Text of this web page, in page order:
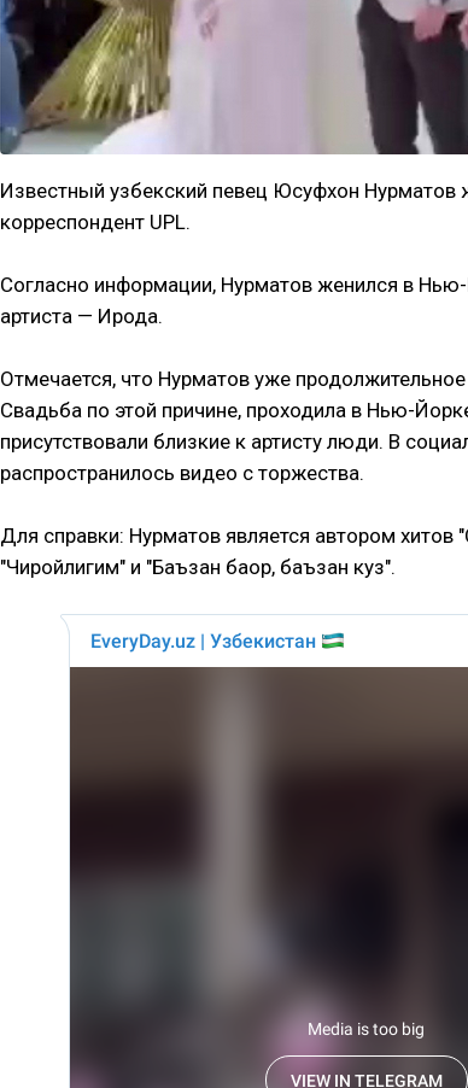
Известный узбекский певец Юсуфхон
корреспондент UPL.
Согласно информации, Нурматов женился в
артиста — Ирода.
Отмечается, что Нурматов уже
Свадьба по этой причине, проходила в Нью-
присутствовали близкие к артисту люди. В
распространилось видео с торжества.
Для справки: Нурматов является автором хитов
"Чиройлигим" и "Баъзан баҳор, баъзан куз".